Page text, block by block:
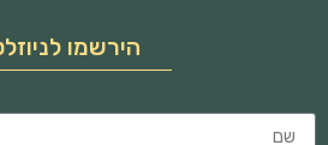
הירשמו